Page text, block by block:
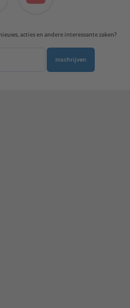
acties en andere interessante zaken?
Inschrijven